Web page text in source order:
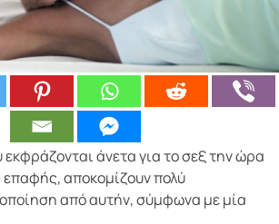
άνετα για το σεξ την ώρα
αποκομίζουν πολύ
από αυτήν, σύμφωνα με μία